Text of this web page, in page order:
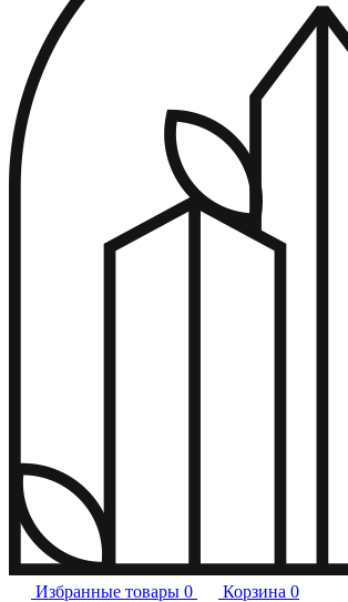
Избранные товары 0 Корзина 0